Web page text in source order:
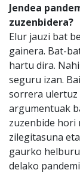
Jendea
zuzenbidera?
Elur jauzi bat
gainera. Bat-
hartu dira.
seguru izan.
sorrera ulertuz
argumentuak
zuzenbide hori
zilegitasuna
gaurko
delako